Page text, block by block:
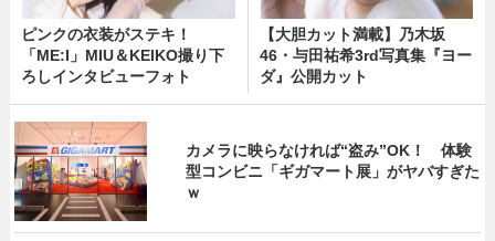
ピンクの衣装がステキ！
「ME:I」MIU＆KEIKO撮り下
ろしインタビューフォト
【大胆カット満載】乃木坂
46・与田祐希3rd写真集『ヨー
ダ』公開カット
カメラに映らなければ“盗み”OK！ 体験
型コンビニ「ギガマート展」がヤバすぎた
ｗ